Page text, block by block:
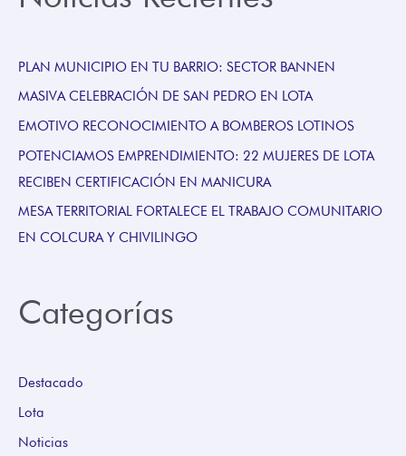
PLAN MUNICIPIO EN TU BARRIO: SECTOR BANNEN
MASIVA CELEBRACIÓN DE SAN PEDRO EN LOTA
EMOTIVO RECONOCIMIENTO A BOMBEROS LOTINOS
POTENCIAMOS EMPRENDIMIENTO: 22 MUJERES DE LOTA
RECIBEN CERTIFICACIÓN EN MANICURA
MESA TERRITORIAL FORTALECE EL TRABAJO COMUNITARIO
EN COLCURA Y CHIVILINGO
Categorías
Destacado
Lota
Noticias